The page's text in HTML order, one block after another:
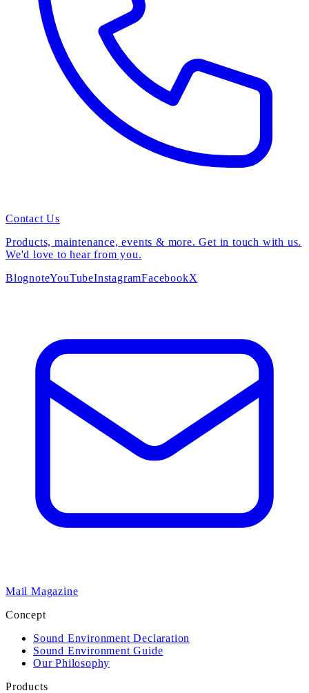
Contact Us
Products, maintenance, events & more. Get in touch with us.
We'd love to hear from you.
BlognoteYouTubeInstagramFacebookX
Mail Magazine
Concept
Sound Environment Declaration
Sound Environment Guide
Our Philosophy
Products